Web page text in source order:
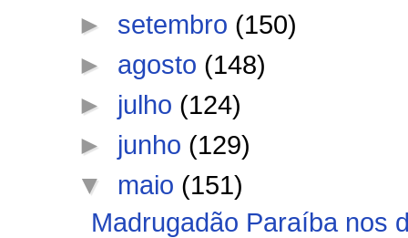
► setembro (150)
► agosto (148)
► julho (124)
► junho (129)
▼ maio (151)
Madrugadão Paraíba nos